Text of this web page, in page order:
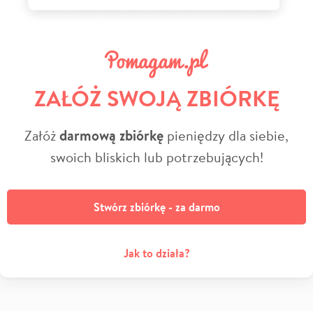
ZAŁÓŻ SWOJĄ ZBIÓRKĘ
Załóżdarmową zbiórkę pieniędzy dla siebie,
swoich bliskich lub potrzebujących!
Stwórz zbiórkę - za darmo
Jak to działa?